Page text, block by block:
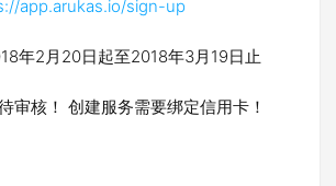
app.arukas.io/sign-up
年2月20日起至2018年3月19日止
审核！ 创建服务需要绑定信用卡！